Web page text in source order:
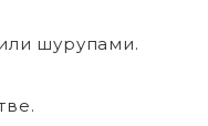
шурупами.